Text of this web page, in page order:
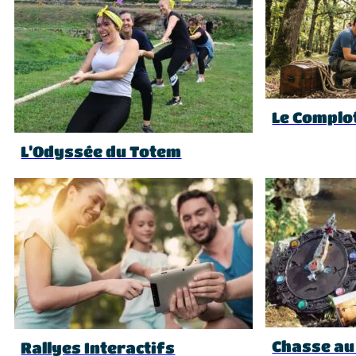
L’Odyssée du Totem
Le
Rallyes Interactifs Chasse